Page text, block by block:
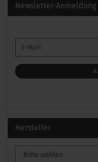
Newsletter-Anmeldung
ZUR
ANMELDUNG
E-
Mail
Hersteller